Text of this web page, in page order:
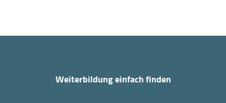
Weiterbildung einfach finden